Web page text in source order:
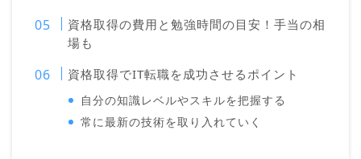
資格取得の費用と勉強時間の目安！手当の相
場も
資格取得でIT転職を成功させるポイント
自分の知識レベルやスキルを把握する
常に最新の技術を取り入れていく